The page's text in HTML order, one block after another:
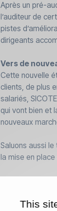
Après un pré-
l’auditeur de
pistes
dirigeants
Vers de
Cette nouvelle
clients, de plus
salariés,
qui vont bien et
nouveaux
Saluons aussi
la mise en
This